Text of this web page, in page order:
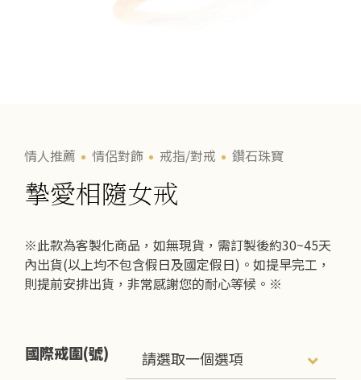
情人推薦 情侶對飾 戒指/對戒 鑽石珠寶
摯愛相隨女戒
※此款為客製化商品，如無現貨，需訂製後約30~45天
內出貨(以上均不包含假日及國定假日)。如提早完工，
則提前安排出貨，非常感謝您的耐心等候。※
國際戒圍(號)